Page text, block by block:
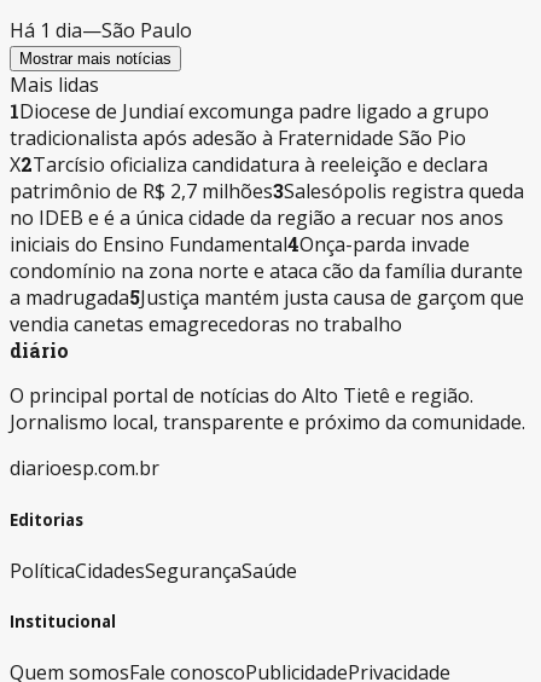
Há 1 dia—São Paulo
Mostrar mais notícias
Mais lidas
1Diocese de Jundiaí excomunga padre ligado a grupo
tradicionalista após adesão à Fraternidade São Pio
X2Tarcísio oficializa candidatura à reeleição e declara
patrimônio de R$ 2,7 milhões3Salesópolis registra queda
no IDEB e é a única cidade da região a recuar nos anos
iniciais do Ensino Fundamental4Onça-parda invade
condomínio na zona norte e ataca cão da família durante
a madrugada5Justiça mantém justa causa de garçom que
vendia canetas emagrecedoras no trabalho
diário
O principal portal de notícias do Alto Tietê e região.
Jornalismo local, transparente e próximo da comunidade.
diarioesp.com.br
Editorias
PolíticaCidadesSegurançaSaúde
Institucional
Quem somosFale conoscoPublicidadePrivacidade